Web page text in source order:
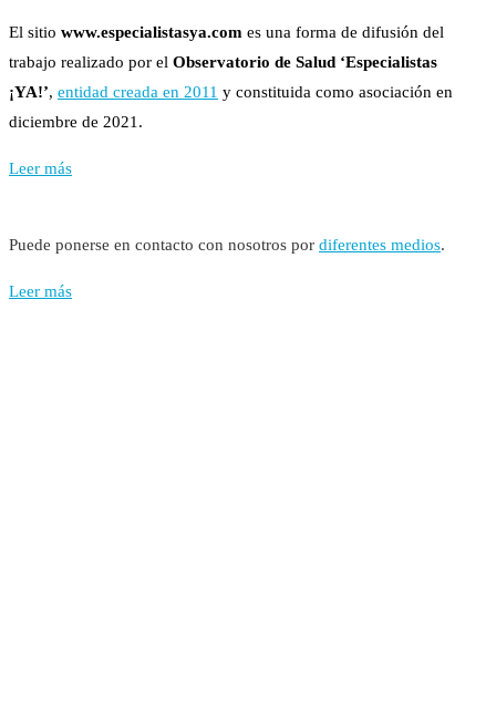
El sitio www.especialistasya.com es una forma de difusión del
trabajo realizado por el Observatorio de Salud ‘Especialistas
¡YA!’, entidad creada en 2011 y constituida como asociación en
diciembre de 2021.
Leer más
Puede ponerse en contacto con nosotros por diferentes medios.
Leer más